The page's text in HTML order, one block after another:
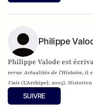
Philippe
Philippe Valode est
revue Actualités de l'Histoire, il
Unis(L'Archipel, 2005). Historien
pécialiste de la période
médias pour traiter de cette
SUIVRE